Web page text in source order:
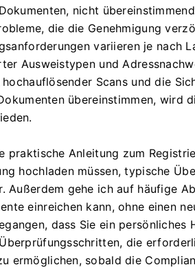
nicht
die die Genehmigung
variieren je nach
Ausweistypen und
Scans und die
übereinstimmen, wird
praktische Anleitung zum
hochladen müssen, typische
Außerdem gehe ich auf häufige
einreichen kann, ohne einen
dass Sie ein persönliches
die
ermöglichen, sobald die